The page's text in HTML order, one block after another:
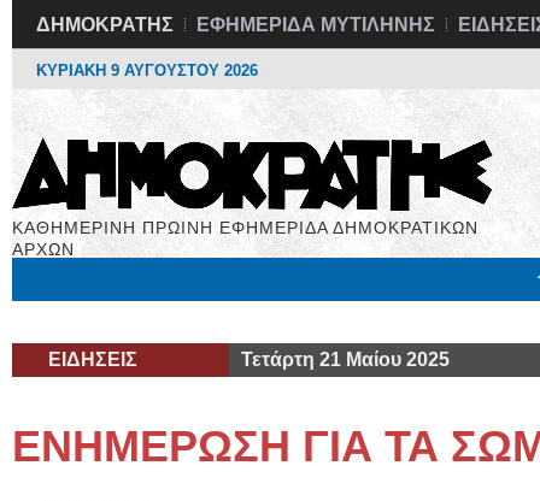
ΔΗΜΟΚΡΑΤΗΣ ΕΦΗΜΕΡΙΔΑ ΜΥΤΙΛΗΝΗΣ
ΚΥΡΙΑΚΗ 9 ΑΥΓΟΥΣΤΟΥ 2026
ΚΑΘΗΜΕΡΙΝΗ ΠΡΩΙΝΗ ΕΦΗΜΕΡΙΔΑ ΔΗΜΟΚΡΑΤΙΚΩΝ
ΑΡΧΩΝ
ΕΙΔΗΣΕΙΣ Τετάρτη 21 Μαίου 2025
ΕΝΗΜΕΡΩΣΗ ΓΙΑ ΤΑ